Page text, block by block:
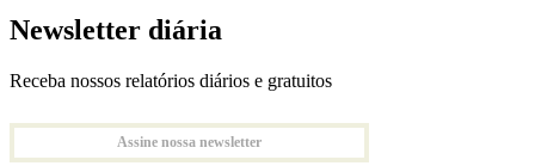
Newsletter diária
Receba nossos relatórios diários e gratuitos
Assine nossa newsletter